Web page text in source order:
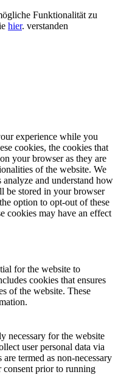
Funktionalität zu
hier. verstanden
experience while you
cookies, the cookies that
your browser as they are
of the website. We
and understand how
be stored in your browser
option to opt-out of these
cookies may have an effect
for the website to
cookies that ensures
of the website. These
necessary for the website
user personal data via
termed as non-necessary
consent prior to running